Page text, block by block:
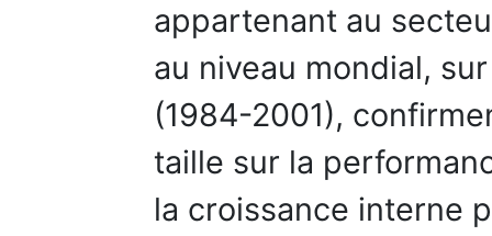
appartenant au
au niveau mondial,
(1984-2001),
taille sur la
la croissance interne